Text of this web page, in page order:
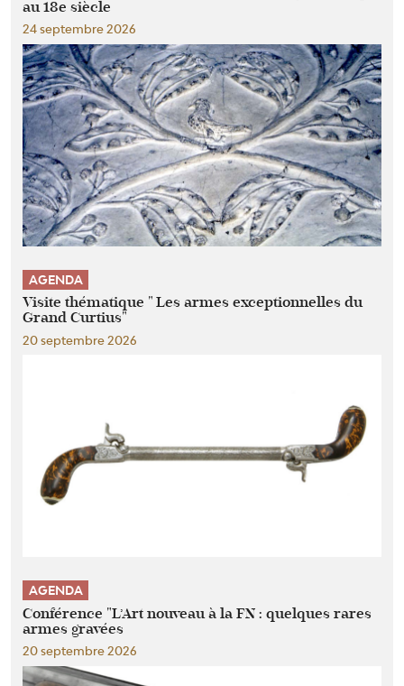
au 18e siècle
24 septembre 2026
AGENDA
Visite thématique " Les armes exceptionnelles du
Grand Curtius"
20 septembre 2026
AGENDA
Conférence "L’Art nouveau à la FN : quelques rares
armes gravées
20 septembre 2026